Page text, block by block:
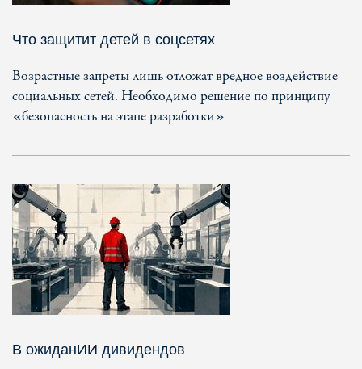
Что защитит детей в соцсетях
Возрастные запреты лишь отложат вредное воздействие
социальных сетей. Необходимо решение по принципу
«безопасность на этапе разработки»
В ожиданИИ дивидендов